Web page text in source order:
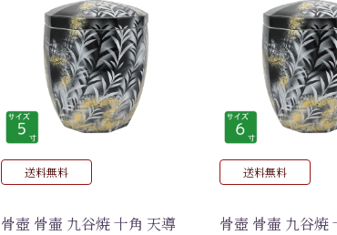
送料無料
骨壺 骨壷 九谷焼 十角 天導
送料無料
骨壺 骨壷 九谷焼